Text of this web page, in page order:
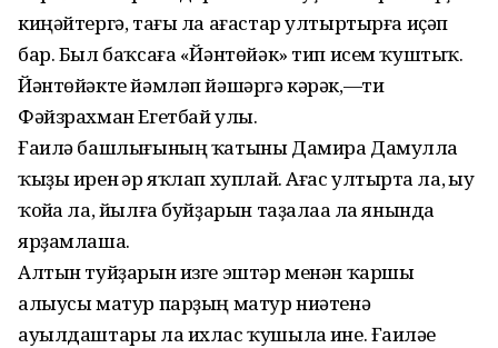
киңәйтергә, тағы ла ағастар ултыртырға иҫәп
бар. Был баҡсаға «Йәнтөйәк» тип исем ҡуштыҡ.
Йәнтөйәкте йәмләп йәшәргә кәрәк,—ти
Фәйзрахман Егетбай улы.
Ғаилә башлығының ҡатыны Дамира Дамулла
ҡыҙы ирен һәр яҡлап хуплай. Ағас ултыртһа ла, һыу
ҡойһа ла, йылға буйҙарын таҙалаһа ла янында
ярҙамлаша.
Алтын туйҙарын изге эштәр менән ҡаршы
алыусы матур парҙың матур ниәтенә
ауылдаштары ла ихлас ҡушылһа ине. Ғаиләһе